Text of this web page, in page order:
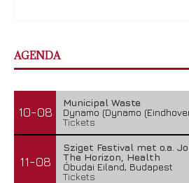
AGENDA
10-08
Municipal Waste
Dynamo (Dynamo
Tickets
11-08
Sziget Festival met o.a.
The Horizon, Health
Óbudai Eiland, Budapest
Tickets